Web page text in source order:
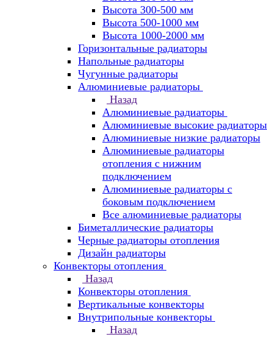
Высота 300-500 мм
Высота 500-1000 мм
Высота 1000-2000 мм
Горизонтальные радиаторы
Напольные радиаторы
Чугунные радиаторы
Алюминиевые радиаторы
Назад
Алюминиевые радиаторы
Алюминиевые высокие радиаторы
Алюминиевые низкие радиаторы
Алюминиевые радиаторы
отопления с нижним
подключением
Алюминиевые радиаторы с
боковым подключением
Все алюминиевые радиаторы
Биметаллические радиаторы
Черные радиаторы отопления
Дизайн радиаторы
Конвекторы отопления
Назад
Конвекторы отопления
Вертикальные конвекторы
Внутрипольные конвекторы
Назад